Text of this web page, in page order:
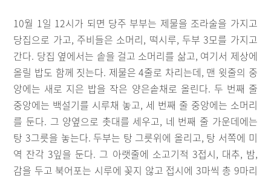
10월 1일 12시가 되면 당주 부부는 제물을 조라술을 가지고
당집으로 가고, 주비들은 소머리, 떡시루, 두부 3모를 가지고
간다. 당집 옆에서는 솥을 걸고 소머리를 삶고, 여기서 제상에
올릴 밥도 함께 짓는다. 제물은 4줄로 차리는데, 맨 윗줄의 중
앙에는 새로 지은 밥을 작은 양은솥채로 올린다. 두 번째 줄
중앙에는 백설기를 시루채 놓고, 세 번째 줄 중앙에는 소머리
를 둔다. 그 양옆으로 촛대를 세우고, 네 번째 줄 가운데에는
탕 3그릇을 놓는다. 두부는 탕 그릇위에 올리고, 탕 서쪽에 미
역 잔각 3잎을 둔다. 그 아랫줄에 소고기적 3접시, 대추, 밤,
감을 두고 북어포는 시루에 꽂지 않고 접시에 3마씩 총 9마리